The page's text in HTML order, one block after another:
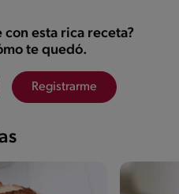
esta rica receta?
te quedó.
Registrarme